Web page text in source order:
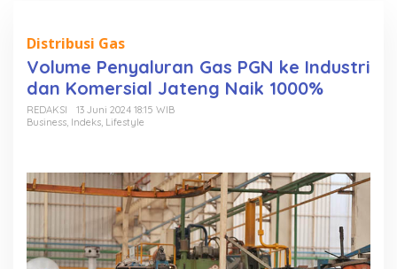
Distribusi Gas
Volume Penyaluran Gas PGN ke Industri
dan Komersial Jateng Naik 1000%
REDAKSI
13 Juni 2024 18:15 WIB
Business, Indeks, Lifestyle